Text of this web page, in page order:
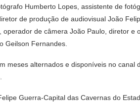
Humberto Lopes, assistente de
de produção de audiovisual João
de câmera João Paulo, diretor e
Geilson Fernandes.
meses alternados e disponíveis no canal
Guerra-Capital das Cavernas do